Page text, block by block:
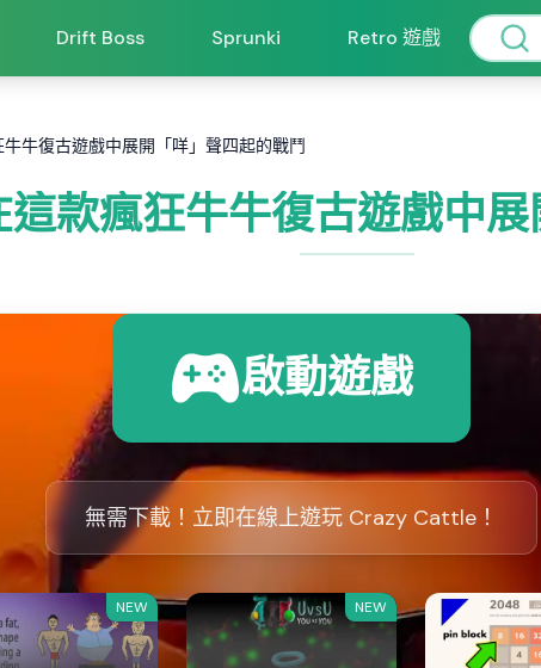
Drift Boss Sprunki Retro 遊戲
牛復古遊戲中展開「咩」聲四起的戰鬥
款瘋狂牛牛復古遊戲中
啟動遊戲
無需下載！立即在線上遊玩 Crazy Cattle！
NEW NEW